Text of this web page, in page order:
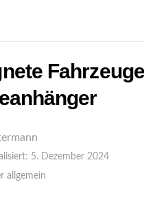
5. Dezember 2024
allgemein